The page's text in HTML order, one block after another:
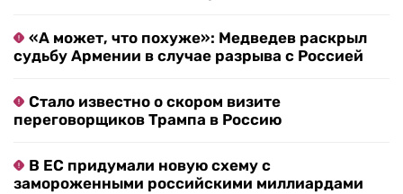
«А может, что похуже»: Медведев раскрыл
судьбу Армении в случае разрыва с Россией
Стало известно о скором визите
переговорщиков Трампа в Россию
В ЕС придумали новую схему с
замороженными российскими миллиардами